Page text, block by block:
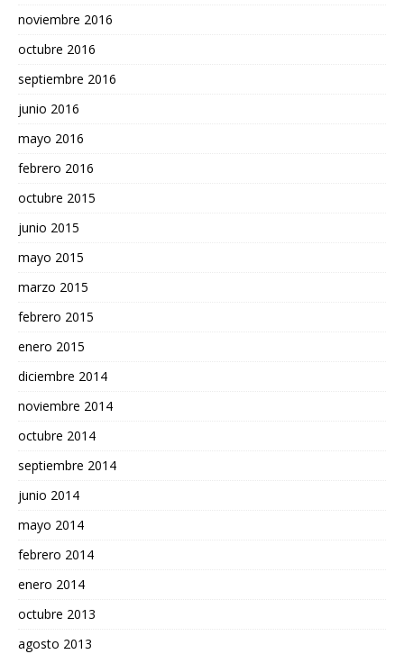
noviembre 2016
octubre 2016
septiembre 2016
junio 2016
mayo 2016
febrero 2016
octubre 2015
junio 2015
mayo 2015
marzo 2015
febrero 2015
enero 2015
diciembre 2014
noviembre 2014
octubre 2014
septiembre 2014
junio 2014
mayo 2014
febrero 2014
enero 2014
octubre 2013
agosto 2013